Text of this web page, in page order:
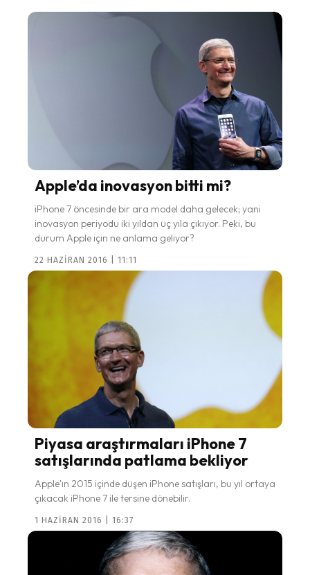
Apple’da inovasyon bitti mi?
iPhone 7 öncesinde bir ara model daha gelecek; yani
inovasyon periyodu iki yıldan üç yıla çıkıyor. Peki, bu
durum Apple için ne anlama geliyor?
22 HAZIRAN 2016 | 11:11
Piyasa araştırmaları iPhone 7
satışlarında patlama bekliyor
Apple'ın 2015 içinde düşen iPhone satışları, bu yıl ortaya
çıkacak iPhone 7 ile tersine dönebilir.
1 HAZIRAN 2016 | 16:37